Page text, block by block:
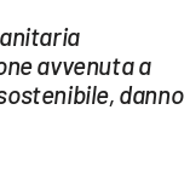
avvenuta a
danno